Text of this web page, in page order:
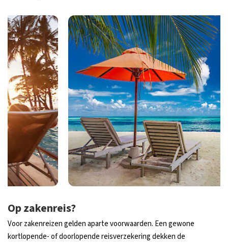
Op zakenreis?
Voor zakenreizen gelden aparte voorwaarden. Een gewone
kortlopende- of doorlopende reisverzekering dekken de